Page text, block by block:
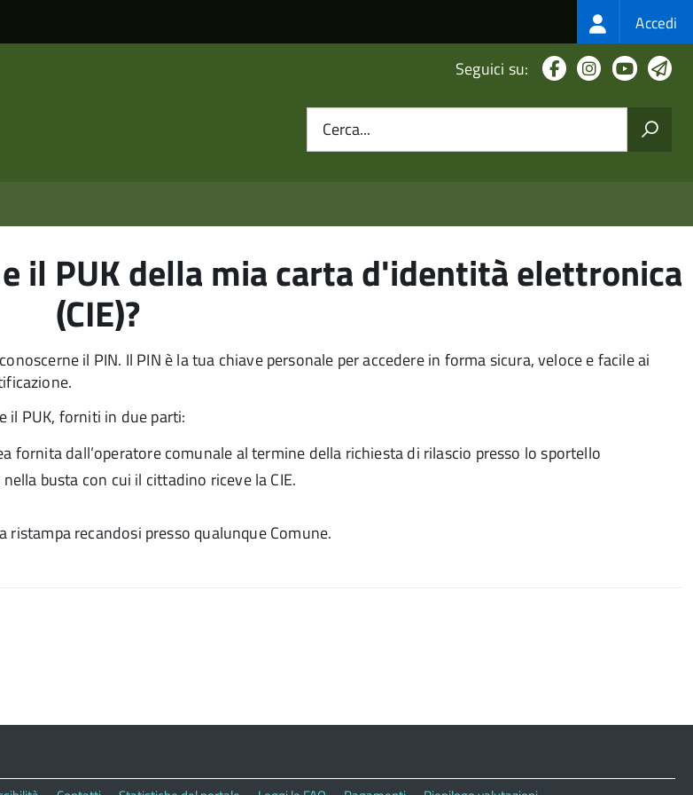
Login
menu
Accedi
Seguici su: FacebookInstagram
Cerca...
il PUK della mia carta d'identità elettronica
(CIE)?
il PIN. Il PIN è la tua chiave personale per accedere in forma sicura, veloce e facile ai
il PUK, forniti in due parti:
fornita dall’operatore comunale al termine della richiesta di rilascio presso lo sportello
busta con cui il cittadino riceve la CIE.
recandosi presso qualunque Comune.